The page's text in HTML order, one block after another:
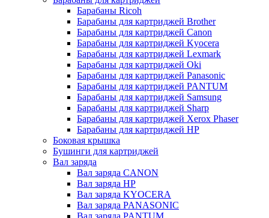
Барабаны Ricoh
Барабаны для картриджей Brother
Барабаны для картриджей Canon
Барабаны для картриджей Kyocera
Барабаны для картриджей Lexmark
Барабаны для картриджей Oki
Барабаны для картриджей Panasonic
Барабаны для картриджей PANTUM
Барабаны для картриджей Samsung
Барабаны для картриджей Sharp
Барабаны для картриджей Xerox Phaser
Барабаны для картриджей НР
Боковая крышка
Бушинги для картриджей
Вал заряда
Вал заряда CANON
Вал заряда HP
Вал заряда KYOCERA
Вал заряда PANASONIC